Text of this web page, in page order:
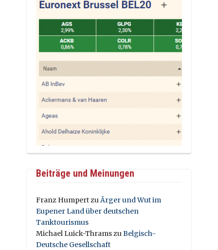
Beiträge und Meinungen
Franz HumpertzuÄrger und Wut im
Eupener Land über deutschen
Tanktourismus
Michael Luick-ThramszuBelgisch-
Deutsche Gesellschaft